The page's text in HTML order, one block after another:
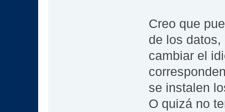
Creo que
de los
cambiar el
se instalen
O quizá no